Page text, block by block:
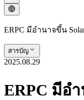
ERPC มีอํานาจขึ้น
สารบัญ
2025.08.29
ERPC มีอํ